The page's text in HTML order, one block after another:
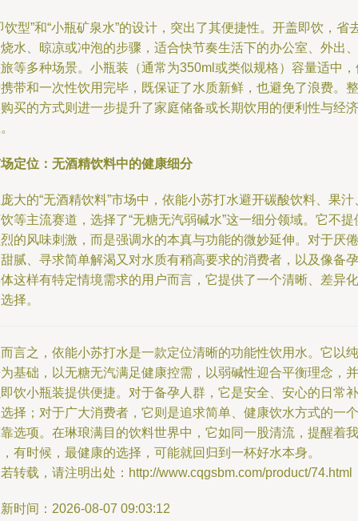
饮型”和“小瓶矿泉水”的设计，突出了其便捷性。开盖即饮，省
水、晾凉或冲泡的步骤，适合快节奏生活下的办公室、外出、
等多种场景。小瓶装（通常为350ml或类似规格）容量适中，
带和一次性饮用完毕，既保证了水质新鲜，也避免了浪费。整
买的方式则进一步提升了家庭储备或长期饮用的便利性与经济
定位：无酒精饮料中的健康细分
大的“无酒精饮料”市场中，依能小苏打水避开碳酸饮料、果汁
等主流赛道，选择了“无糖无汽弱碱水”这一细分领域。它不提
的风味刺激，而是强调水的本真与功能的微妙延伸。对于厌倦
腻、寻求简单解渴又对水质有稍高要求的消费者，以及像备孕
这样有特定情境需求的用户而言，它提供了一个清晰、差异化
择。
言之，依能小苏打水是一款定位清晰的功能性饮用水。它以纯
基础，以无糖无汽满足健康控需，以弱碱性迎合平衡理念，并
饮小瓶装提供便捷。对于备孕人群，它是安全、安心的日常补
择；对于广大消费者，它则是追求简单、健康饮水方式的一个
选项。在琳琅满目的饮料世界中，它如同一股清流，提醒着我
有时候，最健康的选择，可能就回归到一杯好水本身。
转载，请注明出处：http://www.cqgsbm.com/product/74.html
时间：2026-08-07 09:03:12